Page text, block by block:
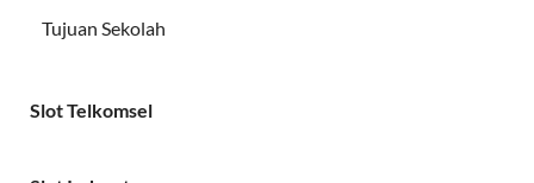
Tujuan Sekolah
Slot Telkomsel